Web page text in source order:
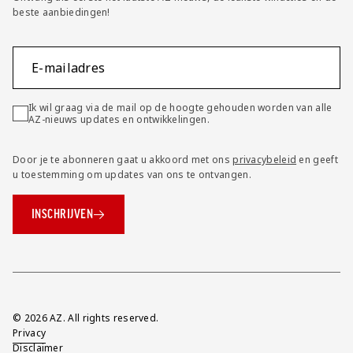
beste aanbiedingen!
E-mailadres
Ik wil graag via de mail op de hoogte gehouden worden van alle
AZ-nieuws updates en ontwikkelingen.
Door je te abonneren gaat u akkoord met onsprivacybeleid en geeft
u toestemming om updates van ons te ontvangen.
INSCHRIJVEN
Overig
© 2026 AZ. All rights reserved.
Privacy
Disclaimer